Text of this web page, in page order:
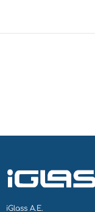
iGlass Α.Ε.